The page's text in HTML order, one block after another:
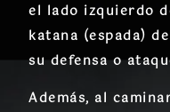
el lado izquierdo
katana (espada)
su defensa o
Además, al